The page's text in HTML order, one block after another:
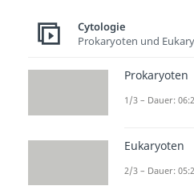
erklärt
Cytologie
Prokaryoten und
Prokaryoten
1/3 – Dauer:
Eukaryoten
2/3 – Dauer: